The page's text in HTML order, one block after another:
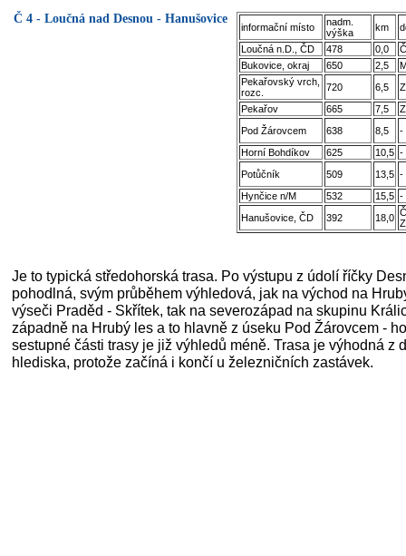
Č 4 - Loučná nad Desnou - Hanušovice
informační místo
nadm.
výška
km
Loučná n.D., ČD
478 0,0
Bukovice, okraj
650 2,5
Pekařovský vrch,
rozc.
720 6,5
Pekařov
665 7,5
Pod Žárovcem
638 8,5
-
Horní Bohdíkov
625 10,5 -
Potůčník
509 13,5 -
Hynčice n/M
532 15,5 -
Hanušovice, ČD
392 18,0
Je to typická středohorská trasa. Po výstupu z údolí říčky
pohodlná, svým průběhem výhledová, jak na východ na
výseči Praděd - Skřítek, tak na severozápad na skupinu
západně na Hrubý les a to hlavně z úseku Pod Žárovcem -
sestupné části trasy je již výhledů méně. Trasa je výhodná z
hlediska, protože začíná i končí u železničních zastávek.